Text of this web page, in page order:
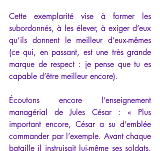
Cette exemplarité vise à former les
subordonnés, à les élever, à exiger d’eux
qu’ils donnent le meilleur d’eux-mêmes
(ce qui, en passant, est une très grande
marque de respect : je pense que tu es
capable d’être meilleur encore).
Écoutons encore l’enseignement
managérial de Jules César : « Plus
important encore, César a su d’emblée
commander par l’exemple. Avant chaque
bataille il instruisait lui-même ses soldats,